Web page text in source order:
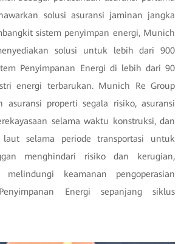
solusi asuransi jaminan jangka
sistem penyimpan energi, Munich
solusi untuk lebih dari 900
Penyimpanan Energi di lebih dari 90
energi terbarukan. Munich Re Group
asuransi properti segala risiko, asuransi
selama waktu konstruksi, dan
laut selama periode transportasi untuk
menghindari risiko dan kerugian,
keamanan pengoperasian
Energi sepanjang siklus